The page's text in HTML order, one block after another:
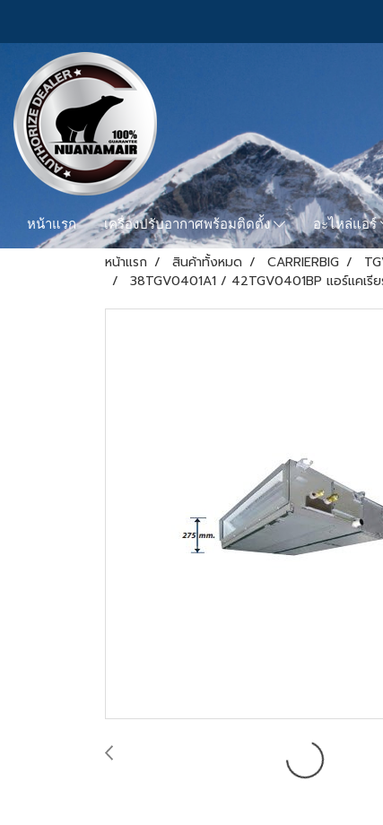
หน้าแรก เครื่องปรับอากาศพร้อมติดตั้ง อะไหล่แอร์
หน้าแรก สินค้าทั้งหมด CARRIERBIG
38TGV0401A1 / 42TGV0401BP แอร์แคเ